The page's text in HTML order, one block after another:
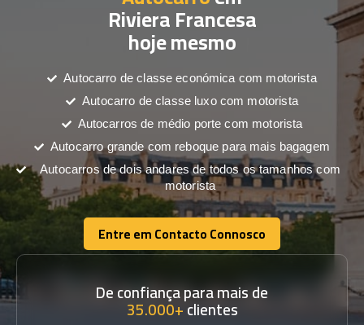
Riviera Francesa
hoje mesmo
Autocarro de classe económica com motorista
Autocarro de classe luxo com motorista
Autocarros de médio porte com motorista
Autocarro grande com reboque para mais bagagem
Autocarros de dois andares de todos os tamanhos com
motorista
Entre em Contacto Connosco
Entre em Contacto Connosco
De confiança para mais de
35.000+clientes